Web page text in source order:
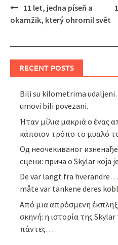
Post
navigation
11 let, jedna píseň a
okamžik, který ohromil svět
RECENT POSTS
Bili su kilometrima
umovi bili povezani.
Ήταν μίλια μακριά ο ένας
κάποιον τρόπο το μυαλό
Од неочекиваног
сцени: прича о Skylar која
De var langt fra
måte var tankene deres
Από μια απρόσμενη
σκηνή: η ιστορία της
πάντες…